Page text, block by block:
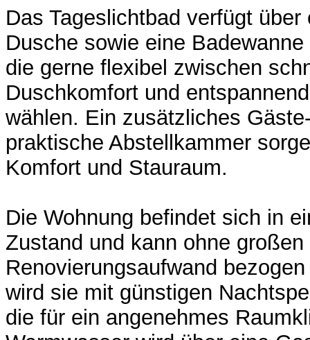
Das Tageslichtbad verfügt
Dusche sowie eine
die gerne flexibel zwischen
Duschkomfort und
wählen. Ein zusätzliches
praktische Abstellkammer
Komfort und Stauraum.
Die Wohnung befindet sich in
Zustand und kann ohne großen
Renovierungsaufwand
wird sie mit günstigen
die für ein angenehmes